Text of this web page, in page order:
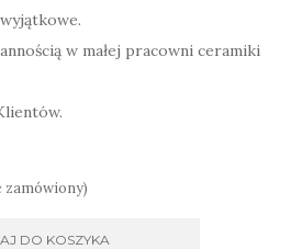
w małej pracowni ceramiki
zamówiony)
DO KOSZYKA